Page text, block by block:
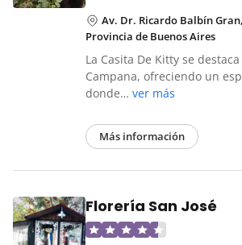
Av. Dr. Ricardo Balbín
Provincia de Buenos Aires
La Casita De Kitty se
Campana, ofreciendo un
donde… ver más
Más información
Florería San José